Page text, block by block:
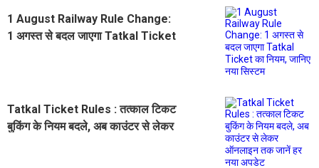
1 August Railway Rule Change:
1 अगस्त से बदल जाएगा Tatkal Ticket
Tatkal Ticket Rules : तत्काल टिकट
बुकिंग के नियम बदले, अब काउंटर से लेकर